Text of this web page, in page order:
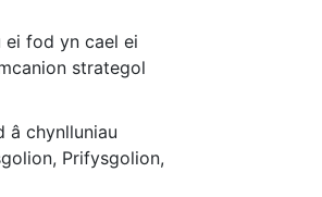
ei fod yn cael ei
strategol
â chynlluniau
Prifysgolion,